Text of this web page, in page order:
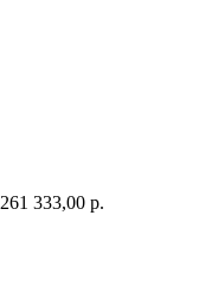
261 333,00 р.